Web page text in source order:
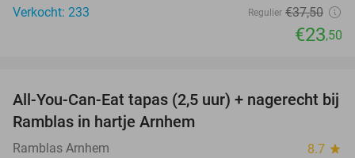
Verkocht: 233
Regulier €37,50
€23,50
34%
All-You-Can-Eat tapas (2,5 uur) + nagerecht bij
Ramblas in hartje Arnhem
Ramblas Arnhem 8.7 star